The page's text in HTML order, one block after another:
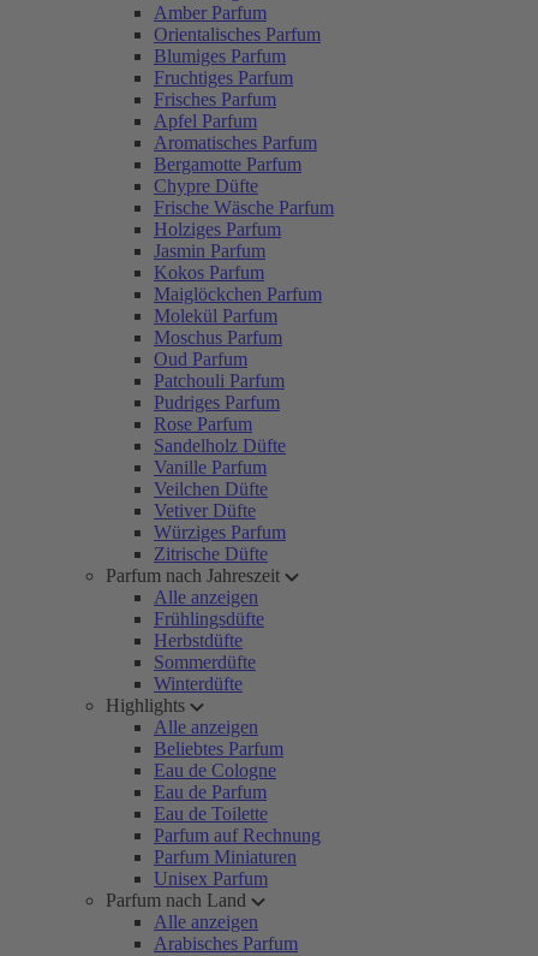
Amber Parfum
Orientalisches Parfum
Blumiges Parfum
Fruchtiges Parfum
Frisches Parfum
Apfel Parfum
Aromatisches Parfum
Bergamotte Parfum
Chypre Düfte
Frische Wäsche Parfum
Holziges Parfum
Jasmin Parfum
Kokos Parfum
Maiglöckchen Parfum
Molekül Parfum
Moschus Parfum
Oud Parfum
Patchouli Parfum
Pudriges Parfum
Rose Parfum
Sandelholz Düfte
Vanille Parfum
Veilchen Düfte
Vetiver Düfte
Würziges Parfum
Zitrische Düfte
Parfum nach Jahreszeit
Alle anzeigen
Frühlingsdüfte
Herbstdüfte
Sommerdüfte
Winterdüfte
Highlights
Alle anzeigen
Beliebtes Parfum
Eau de Cologne
Eau de Parfum
Eau de Toilette
Parfum auf Rechnung
Parfum Miniaturen
Unisex Parfum
Parfum nach Land
Alle anzeigen
Arabisches Parfum